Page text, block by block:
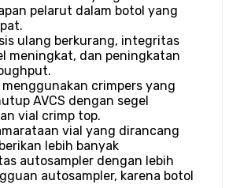
pelarut dalam botol yang
ulang berkurang, integritas
meningkat, dan peningkatan
crimpers yang
AVCS dengan segel
vial crimp top.
vial yang dirancang
lebih banyak
autosampler dengan lebih
autosampler, karena botol